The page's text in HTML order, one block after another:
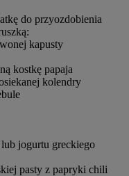
do przyozdobienia
kapusty
kostkę papaja
kolendry
lub jogurtu greckiego
pasty z papryki chili